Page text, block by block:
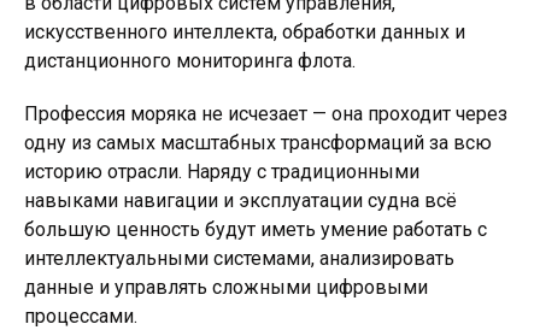
искусственного интеллекта, обработки данных и
дистанционного мониторинга флота.
Профессия моряка не исчезает — она проходит через
одну из самых масштабных трансформаций за всю
историю отрасли. Наряду с традиционными
навыками навигации и эксплуатации судна всё
большую ценность будут иметь умение работать с
интеллектуальными системами, анализировать
данные и управлять сложными цифровыми
процессами.